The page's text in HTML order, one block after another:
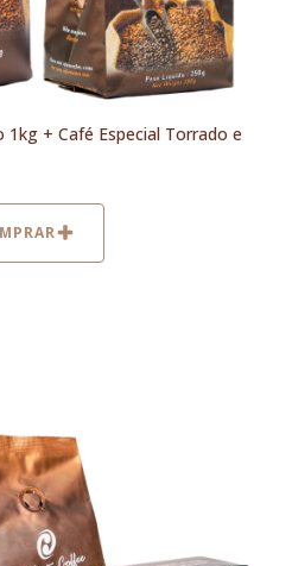
+ Café Especial Torrado e